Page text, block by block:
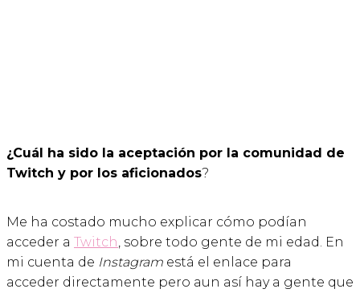
¿Cuál ha sido la aceptación por la comunidad de
Twitch y por los aficionados?
Me ha costado mucho explicar cómo podían
acceder a Twitch , sobre todo gente de mi edad. En
mi cuenta de Instagram está el enlace para
acceder directamente pero aun así hay a gente que